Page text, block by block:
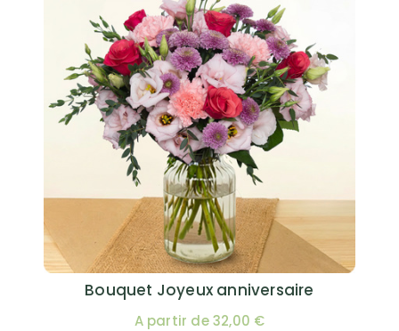
Bouquet Joyeux anniversaire
A partir de 32,00 €